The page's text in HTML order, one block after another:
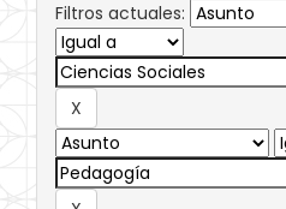
Filtros actuales: